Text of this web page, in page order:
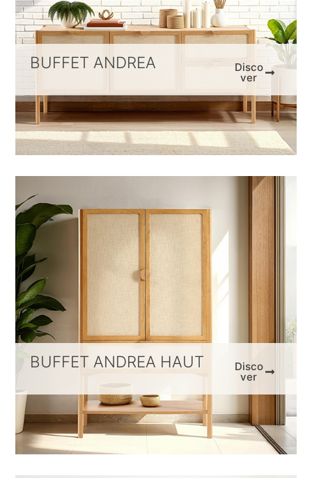
BUFFET ANDREA Disco
ver
BUFFET ANDREA HAUT Disco
ver